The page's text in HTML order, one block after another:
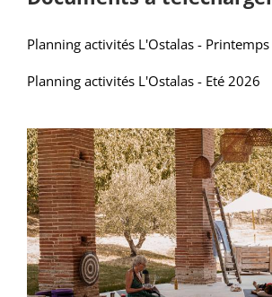
Planning activités L'Ostalas -
Planning activités L'Ostalas - Eté 2026